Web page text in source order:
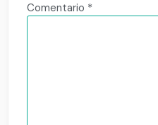
Comentario *